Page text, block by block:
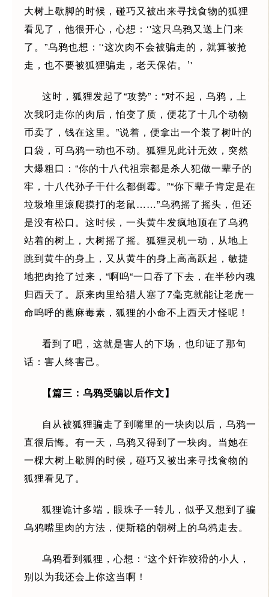
大树上歇脚的时候，碰巧又被出来寻找食物的狐狸
看见了，他很开心，心想：‘'这只乌鸦又送上门来
了。”乌鸦也想：'‘这次肉不会被骗走的，就算被抢
走，也不要被狐狸骗走，老天保佑。’'
这时，狐狸发起了“攻势”：“对不起，乌鸦，上
次我叼走你的肉后，怕变了质，便花了十几个动物
币卖了，钱在这里。”说着，便拿出一个装了树叶的
口袋，可乌鸦一动也不动。狐狸见此计无效，突然
大爆粗口：“你的十八代祖宗都是杀人犯做一辈子的
牢，十八代孙子干什么都倒霉。”“你下辈子肯定是在
垃圾堆里滚爬摸打的老鼠……”乌鸦摇了摇头，但还
是没有松口。这时候，一头黄牛发疯地顶在了乌鸦
站着的树上，大树摇了摇。狐狸灵机一动，从地上
跳到黄牛的身上，又从黄牛的身上高高跃起，敏捷
地把肉抢了过来，“啊呜“一口吞了下去，在半秒内魂
归西天了。原来肉里给猎人塞了7毫克就能让老虎一
命呜呼的蓖麻毒素，狐狸的小命不上西天才怪呢！
看到了吧，这就是害人的下场，也印证了那句
话：害人终害己。
【篇三：乌鸦受骗以后作文】
自从被狐狸骗走了到嘴里的一块肉以后，乌鸦一
直很后悔。有一天，乌鸦又得到了一块肉。当她在
一棵大树上歇脚的时候，碰巧又被出来寻找食物的
狐狸看见了。
狐狸诡计多端，眼珠子一转儿，似乎又想到了骗
乌鸦嘴里肉的方法，便斯稳的朝树上的乌鸦走去。
乌鸦看到狐狸，心想：“这个奸诈狡猾的小人，
别以为我还会上你这当啊！